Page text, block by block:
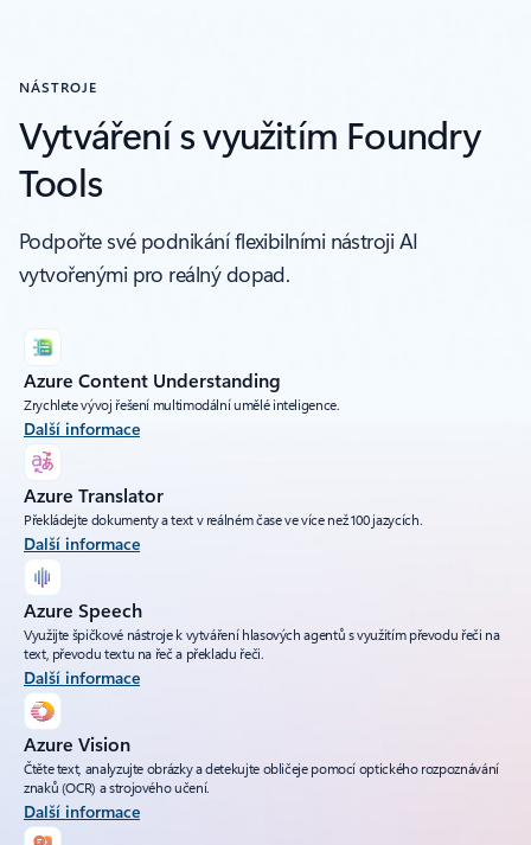
NÁSTROJE
Vytváření s využitím Foundry
Tools
Podpořte své podnikání flexibilními nástroji AI
vytvořenými pro reálný dopad.
Azure Content Understanding
Zrychlete vývoj řešení multimodální umělé inteligence.
Další informace
Azure Translator
Překládejte dokumenty a text v reálném čase ve více než 100 jazycích.
Další informace
Azure Speech
Využijte špičkové nástroje k vytváření hlasových agentů s využitím převodu řeči na
text, převodu textu na řeč a překladu řeči.
Další informace
Azure Vision
Čtěte text, analyzujte obrázky a detekujte obličeje pomocí optického rozpoznávání
znaků (OCR) a strojového učení.
Další informace